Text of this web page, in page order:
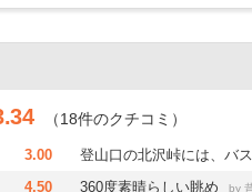
（18件のクチコミ）
3.00 登山口の北沢峠には、バ
4.50 360度素晴らしい眺め by